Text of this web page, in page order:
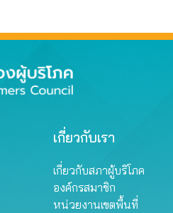
เกี่ยวกับเรา
เกี่ยวกับสภาผู้บริโภค
องค์กรสมาชิก
หน่วยงานเขตพื้นที่